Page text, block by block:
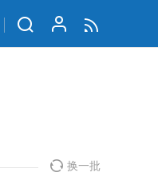
换一批